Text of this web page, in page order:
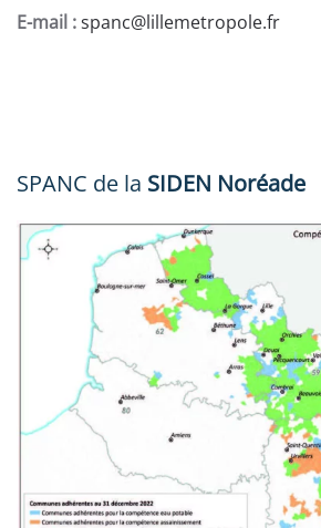
E-mail :spanc@lillemetropole.fr
SPANC de la SIDEN Noréade